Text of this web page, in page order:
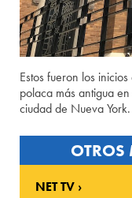
Estos fueron los
polaca más antigua
ciudad de Nueva York.
OTROS
NET TV